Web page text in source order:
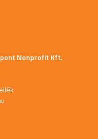
Nonprofit Kft.